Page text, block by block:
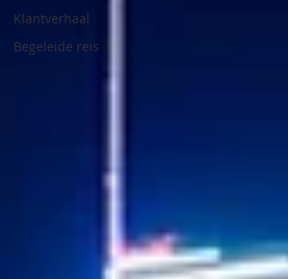
Klantverhaal
Begeleide reis